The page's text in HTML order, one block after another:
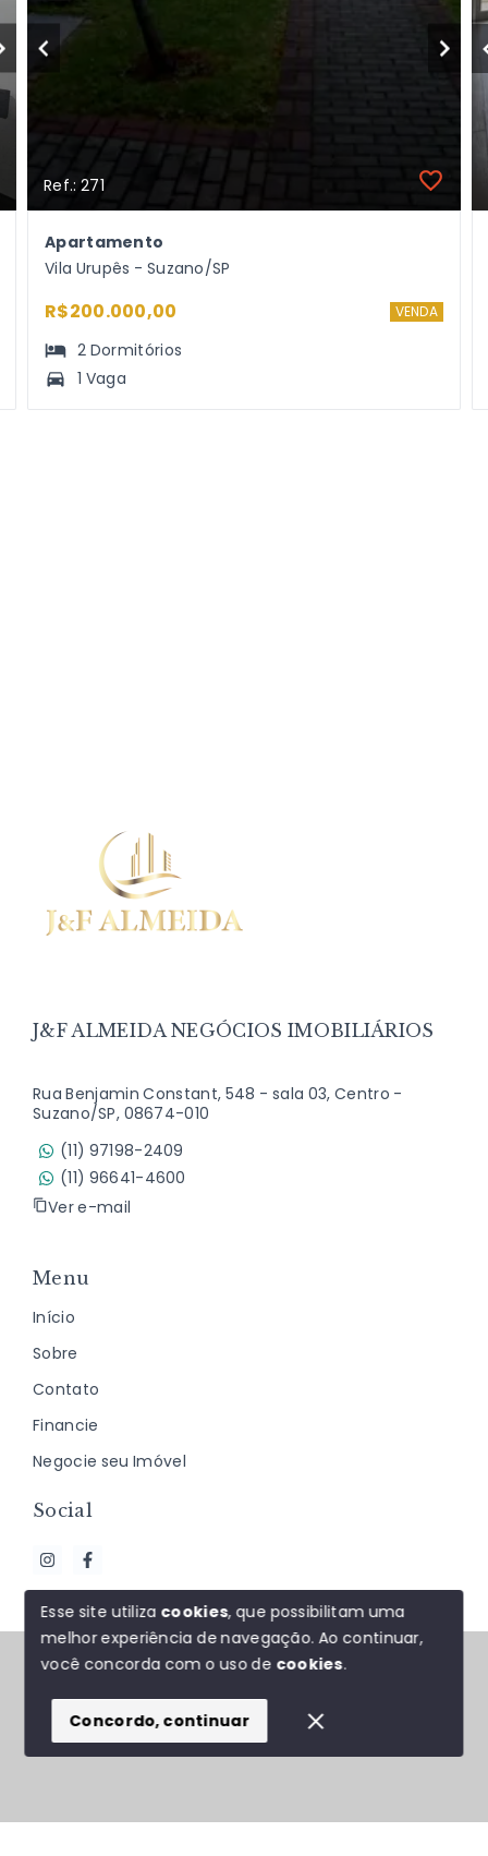
Ref.: 271
Apartamento
Vila Urupês - Suzano/SP
R$200.000,00 VENDA
2 Dormitórios
1 Vaga
J&F ALMEIDA NEGÓCIOS IMOBILIÁRIOS
Rua Benjamin Constant, 548 - sala 03, Centro -
Suzano/SP, 08674-010
(11) 97198-2409
(11) 96641-4600
Ver e-mail
Menu
Início
Sobre
Contato
Financie
Negocie seu Imóvel
Social
© Copyright 2026 - J&F ALMEIDA NEGÓCIOS
SITE PARA IMOBILIARIA
Esse site utiliza cookies, que possibilitam uma
melhor experiência de navegação.Ao continuar,
você concorda com o uso de cookies.
Concordo, continuar